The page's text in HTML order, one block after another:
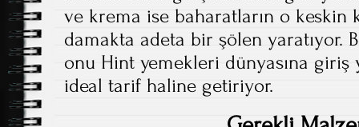
ve krema ise baharatların o keskin
damakta adeta bir şölen yaratıyor.
onu Hint yemekleri dünyasına
ideal tarif haline getiriyor.